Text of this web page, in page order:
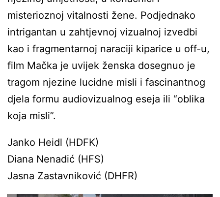
misterioznoj vitalnosti žene. Podjednako
intrigantan u zahtjevnoj vizualnoj izvedbi
kao i fragmentarnoj naraciji kiparice u off-u,
film Mačka je uvijek ženska dosegnuo je
tragom njezine lucidne misli i fascinantnog
djela formu audiovizualnog eseja ili “oblika
koja misli”.
Janko Heidl (HDFK)
Diana Nenadić (HFS)
Jasna Zastavniković (DHFR)